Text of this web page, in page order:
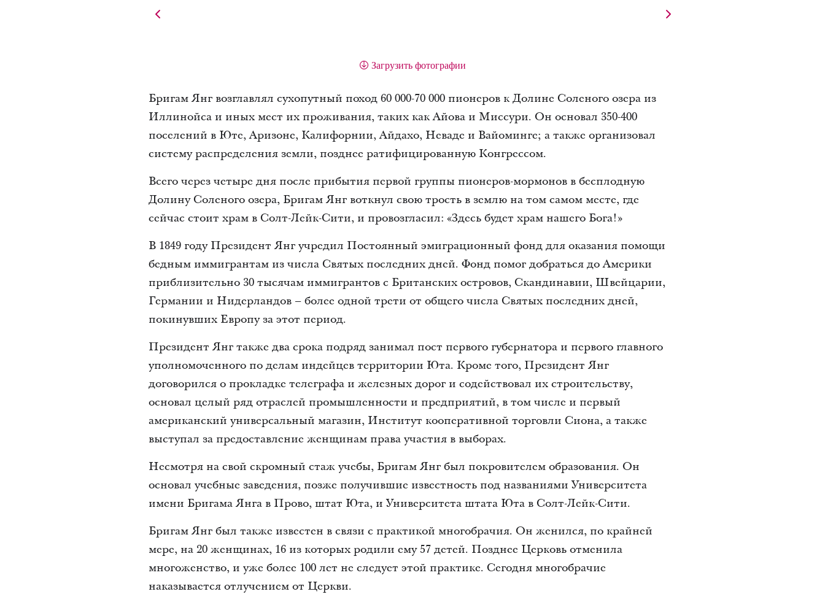
Загрузить фотографии
Бригам Янг возглавлял сухопутный поход 60 000-70 000 пионеров к Долине Соленого озера из
Иллинойса и иных мест их проживания, таких как Айова и Миссури. Он основал 350-400
поселений в Юте, Аризоне, Калифорнии, Айдахо, Неваде и Вайоминге; а также организовал
систему распределения земли, позднее ратифицированную Конгрессом.
Всего через четыре дня после прибытия первой группы пионеров-мормонов в бесплодную
Долину Соленого озера, Бригам Янг воткнул свою трость в землю на том самом месте, где
сейчас стоит храм в Солт-Лейк-Сити, и провозгласил: «Здесь будет храм нашего Бога!»
В 1849 году Президент Янг учредил Постоянный эмиграционный фонд для оказания помощи
бедным иммигрантам из числа Святых последних дней. Фонд помог добраться до Америки
приблизительно 30 тысячам иммигрантов с Британских островов, Скандинавии, Швейцарии,
Германии и Нидерландов – более одной трети от общего числа Святых последних дней,
покинувших Европу за этот период.
Президент Янг также два срока подряд занимал пост первого губернатора и первого главного
уполномоченного по делам индейцев территории Юта. Кроме того, Президент Янг
договорился о прокладке телеграфа и железных дорог и содействовал их строительству,
основал целый ряд отраслей промышленности и предприятий, в том числе и первый
американский универсальный магазин, Институт кооперативной торговли Сиона, а также
выступал за предоставление женщинам права участия в выборах.
Несмотря на свой скромный стаж учебы, Бригам Янг был покровителем образования. Он
основал учебные заведения, позже получившие известность под названиями Университета
имени Бригама Янга в Прово, штат Юта, и Университета штата Юта в Солт-Лейк-Сити.
Бригам Янг был также известен в связи с практикой многобрачия. Он женился, по крайней
мере, на 20 женщинах, 16 из которых родили ему 57 детей. Позднее Церковь отменила
многоженство, и уже более 100 лет не следует этой практике. Сегодня многобрачие
наказывается отлучением от Церкви.